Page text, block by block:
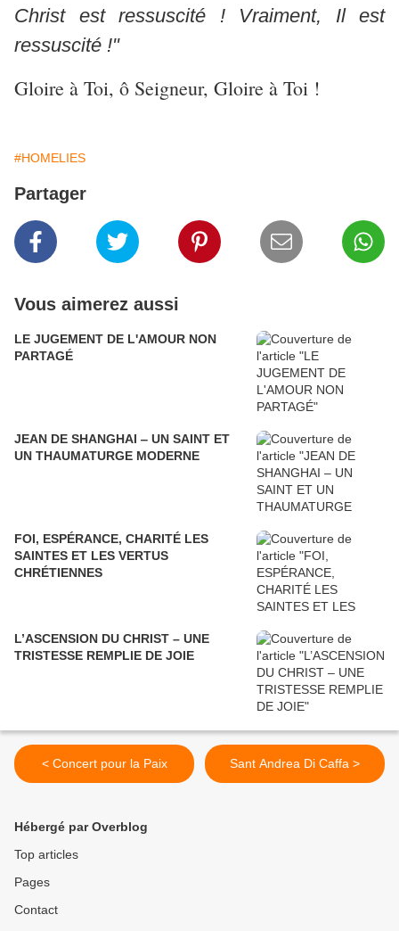
Christ est ressuscité ! Vraiment, Il est
ressuscité !"
Gloire à Toi, ô Seigneur, Gloire à Toi !
#HOMELIES
Partager
Vous aimerez aussi
LE JUGEMENT DE L'AMOUR NON
PARTAGÉ
JEAN DE SHANGHAI ‒ UN SAINT ET
UN THAUMATURGE MODERNE
FOI, ESPÉRANCE, CHARITÉ LES
SAINTES ET LES VERTUS
CHRÉTIENNES
L’ASCENSION DU CHRIST – UNE
TRISTESSE REMPLIE DE JOIE
< Concert pour la Paix Sant Andrea Di Caffa >
Hébergé par Overblog
Top articles
Pages
Contact